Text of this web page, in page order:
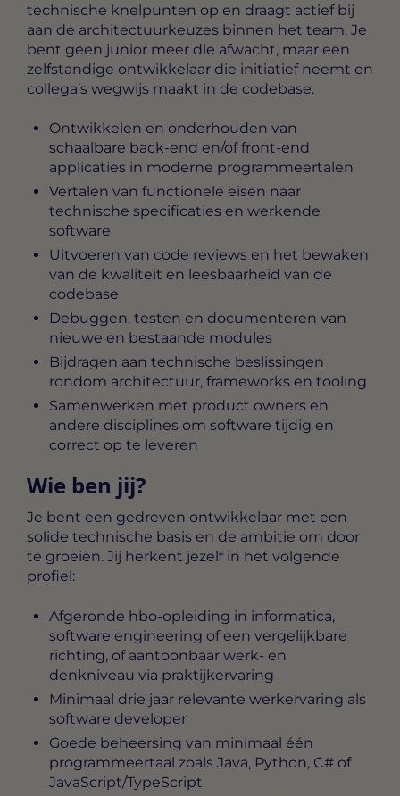
technische knelpunten op en draagt actief bij
aan de architectuurkeuzes binnen het team. Je
bent geen junior meer die afwacht, maar een
zelfstandige ontwikkelaar die initiatief neemt en
collega’s wegwijs maakt in de codebase.
Ontwikkelen en onderhouden van
schaalbare back-end en/of front-end
applicaties in moderne programmeertalen
Vertalen van functionele eisen naar
technische specificaties en werkende
software
Uitvoeren van code reviews en het bewaken
van de kwaliteit en leesbaarheid van de
codebase
Debuggen, testen en documenteren van
nieuwe en bestaande modules
Bijdragen aan technische beslissingen
rondom architectuur, frameworks en tooling
Samenwerken met product owners en
andere disciplines om software tijdig en
correct op te leveren
Wie ben jij?
Je bent een gedreven ontwikkelaar met een
solide technische basis en de ambitie om door
te groeien. Jij herkent jezelf in het volgende
profiel:
Afgeronde hbo-opleiding in informatica,
software engineering of een vergelijkbare
richting, of aantoonbaar werk- en
denkniveau via praktijkervaring
Minimaal drie jaar relevante werkervaring als
software developer
Goede beheersing van minimaal één
programmeertaal zoals Java, Python, C# of
JavaScript/TypeScript